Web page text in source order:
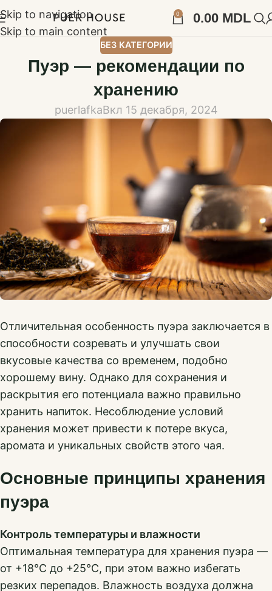
Skip to navigation
Skip to main content
0 0.00 MDL
БЕЗ КАТЕГОРИИ
Пуэр — рекомендации по
хранению
puerlafkaВкл 15 декабря, 2024
Отличительная особенность пуэра заключается в
способности созревать и улучшать свои
вкусовые качества со временем, подобно
хорошему вину. Однако для сохранения и
раскрытия его потенциала важно правильно
хранить напиток. Несоблюдение условий
хранения может привести к потере вкуса,
аромата и уникальных свойств этого чая.
Основные принципы хранения
пуэра
Контроль температуры и влажности
Оптимальная температура для хранения пуэра —
от +18°C до +25°C, при этом важно избегать
резких перепадов. Влажность воздуха должна